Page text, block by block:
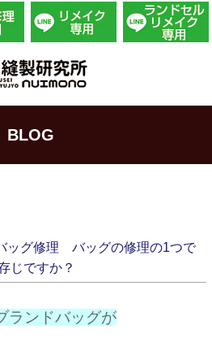
BLOG
ッグ修理 バッグの修理の1つで
じですか？
ランドバッグが